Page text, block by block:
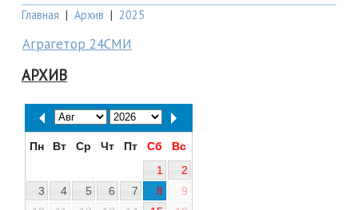
Главная | Архив | 2025
Аграгетор 24СМИ
АРХИВ
Пн Вт Ср Чт Пт Сб
Вс
1
2
3
4 5 6 7 8
9